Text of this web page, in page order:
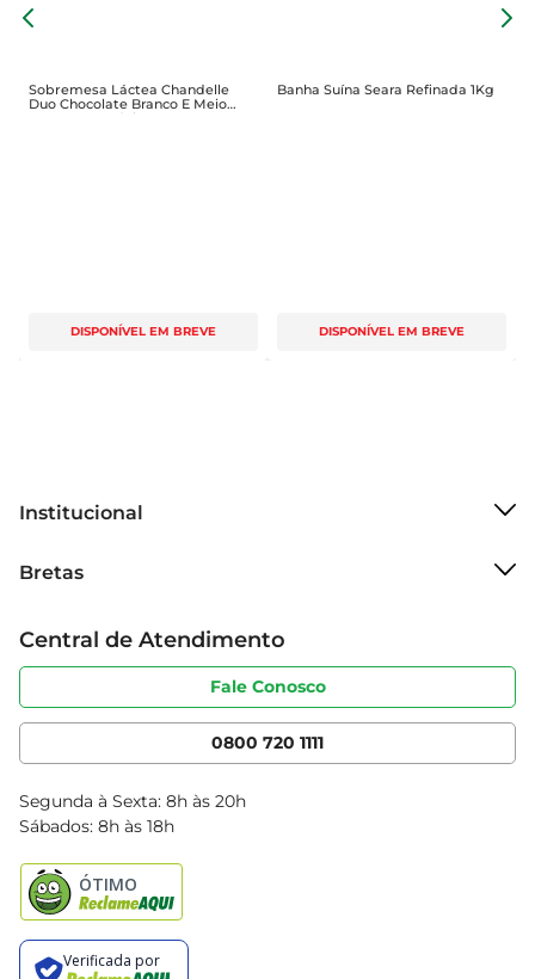
Sobremesa Láctea Chandelle
Duo Chocolate Branco E Meio
Amargo Bandeja 180g Com 2
DISPONÍVEL EM BREVE
Banha Suína Seara Refinada 1Kg
DISPONÍVEL EM BREVE
Institucional
Grupo Cencosud
Sobre privacidade
Portal do fornecedor
Cencosud Media
Bretas
Produtos Bretas
Código de ética
Serviços
Clube Bretas
Blog Bretas
Black Friday
Central de Atendimento
Fale Conosco
0800 720 1111
Segunda à Sexta: 8h às 20h
Sábados: 8h às 18h